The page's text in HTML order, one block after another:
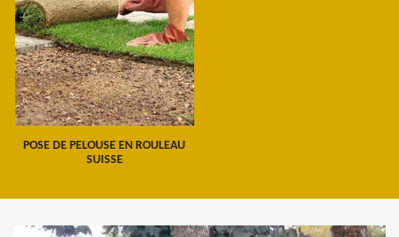
POSE DE PELOUSE EN ROULEAU
SUISSE